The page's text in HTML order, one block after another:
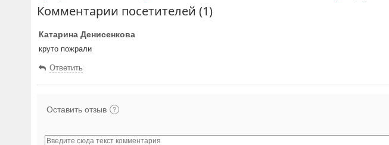
Комментарии посетителей (1)
Катарина Денисенкова
круто пожрали
Ответить
Оставить отзыв